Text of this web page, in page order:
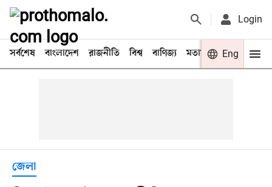
Login
সর্বশেষ বাংলাদেশ রাজনীতি বিশ্ব বাণিজ্য মতামত খেলা
Eng
জেলা